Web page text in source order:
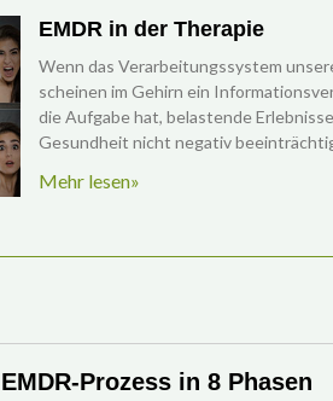
EMDR in der Therapie
Wenn das Verarbeitungssystem
scheinen im Gehirn ein
die Aufgabe hat, belastende
Gesundheit nicht negativ
Mehr lesen»
EMDR-Prozess in 8 Phasen